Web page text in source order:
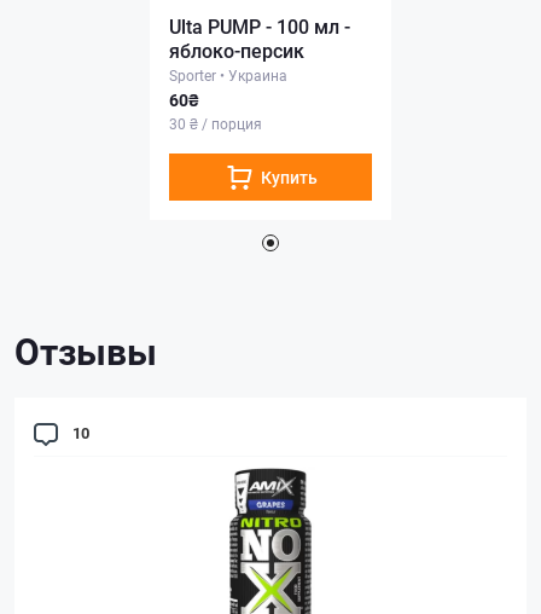
Ulta PUMP - 100 мл -
яблоко-персик
Sporter • Украина
60₴
30 ₴ / порция
Купить
Отзывы
10